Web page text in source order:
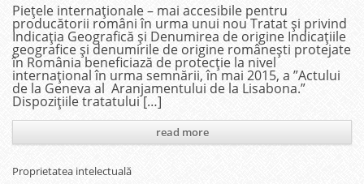
Piețele internaționale – mai accesibile pentru
producătorii români în urma unui nou Tratat și privind
Indicația Geografică și Denumirea de origine Indicaţiile
geografice şi denumirile de origine româneşti protejate
în România beneficiază de protecție la nivel
internațional în urma semnării, în mai 2015, a ”Actului
de la Geneva al Aranjamentului de la Lisabona.”
Dispozițiile tratatului […]
read more
Proprietatea intelectuală